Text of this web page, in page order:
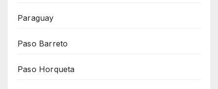
Paraguay
Paso Barreto
Paso Horqueta